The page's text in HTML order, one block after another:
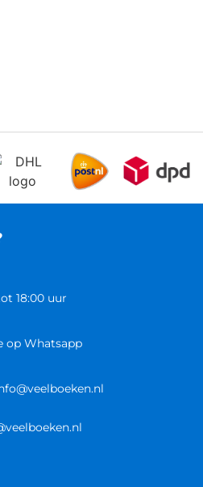
18:00 uur
op Whatsapp